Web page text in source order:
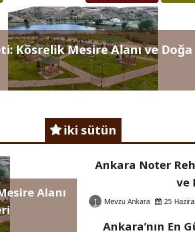
Kösrelik Mesire Alanı ve
iki sütün
Alanı
Ankara Noter
ve
Mevzu Ankara 25
Ankara’nın En